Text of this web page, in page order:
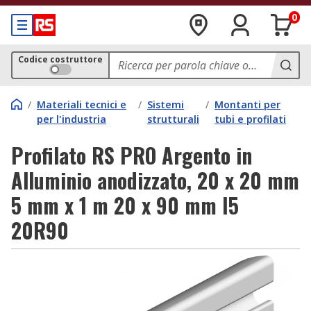
0
Codice costruttore
/ Materiali tecnici e
per l'industria
/ Sistemi
strutturali
/ Montanti per
tubi e profilati
Profilato RS PRO Argento in
Alluminio anodizzato, 20 x 20 mm
5 mm x 1 m 20 x 90 mm I5
20R90